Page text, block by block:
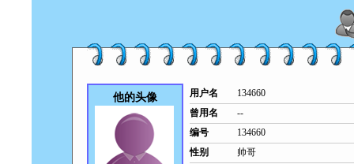
他的头像 用户名
134660
曾用名
--
编号
134660
性别
帅哥